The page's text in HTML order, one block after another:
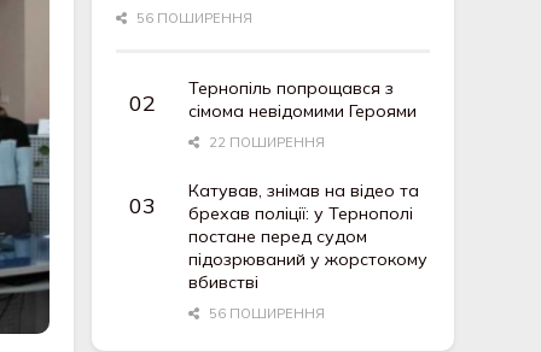
56 ПОШИРЕННЯ
Тернопіль попрощався з
сімома невідомими Героями
22 ПОШИРЕННЯ
Катував, знімав на відео та
брехав поліції: у Тернополі
постане перед судом
підозрюваний у жорстокому
вбивстві
56 ПОШИРЕННЯ